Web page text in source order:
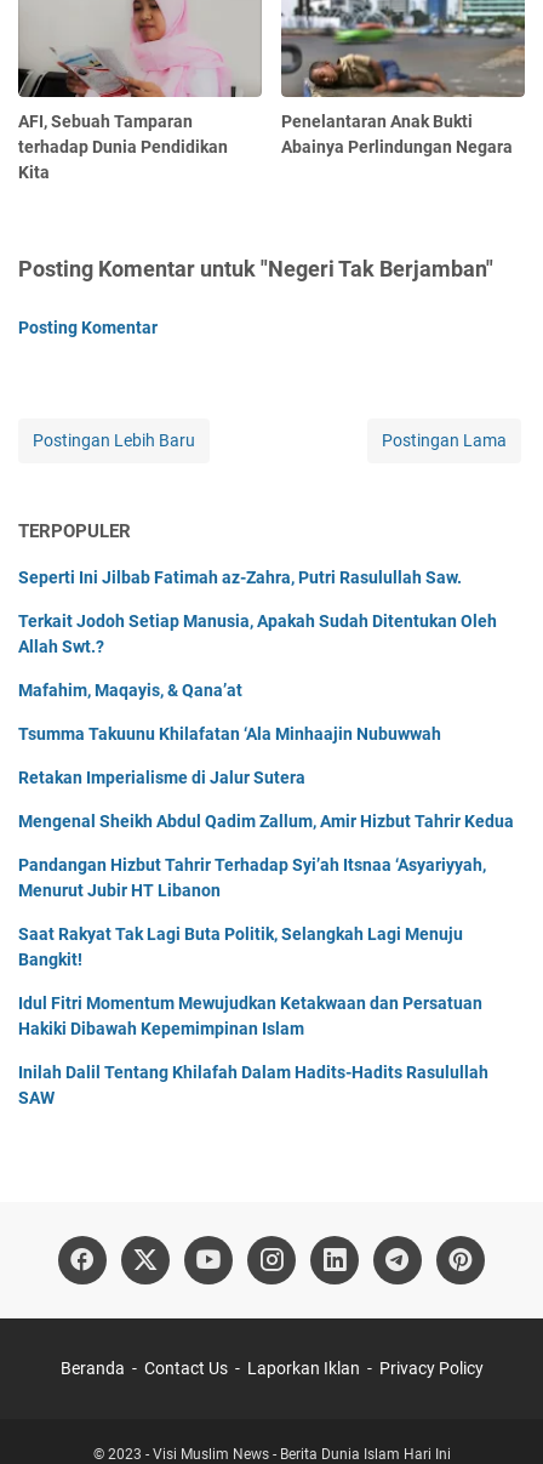
AFI, Sebuah Tamparan
terhadap Dunia Pendidikan
Kita
Penelantaran Anak Bukti
Abainya Perlindungan Negara
Posting Komentar untuk "Negeri Tak Berjamban"
Posting Komentar
Postingan Lebih Baru Postingan Lama
TERPOPULER
Seperti Ini Jilbab Fatimah az-Zahra, Putri Rasulullah Saw.
Terkait Jodoh Setiap Manusia, Apakah Sudah Ditentukan Oleh
Allah Swt.?
Mafahim, Maqayis, & Qana’at
Tsumma Takuunu Khilafatan ‘Ala Minhaajin Nubuwwah
Retakan Imperialisme di Jalur Sutera
Mengenal Sheikh Abdul Qadim Zallum, Amir Hizbut Tahrir Kedua
Pandangan Hizbut Tahrir Terhadap Syi’ah Itsnaa ‘Asyariyyah,
Menurut Jubir HT Libanon
Saat Rakyat Tak Lagi Buta Politik, Selangkah Lagi Menuju
Bangkit!
Idul Fitri Momentum Mewujudkan Ketakwaan dan Persatuan
Hakiki Dibawah Kepemimpinan Islam
Inilah Dalil Tentang Khilafah Dalam Hadits-Hadits Rasulullah
SAW
Beranda Contact Us Laporkan Iklan Privacy Policy
© 2023 - Visi Muslim News - Berita Dunia Islam Hari Ini